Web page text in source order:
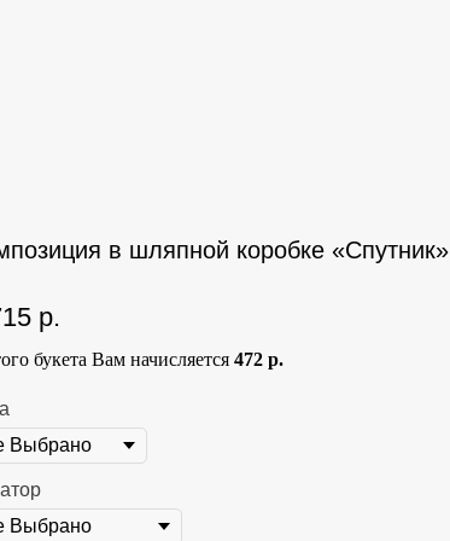
в шляпной коробке «Спутник»
р.
букета Вам начисляется 472 р.